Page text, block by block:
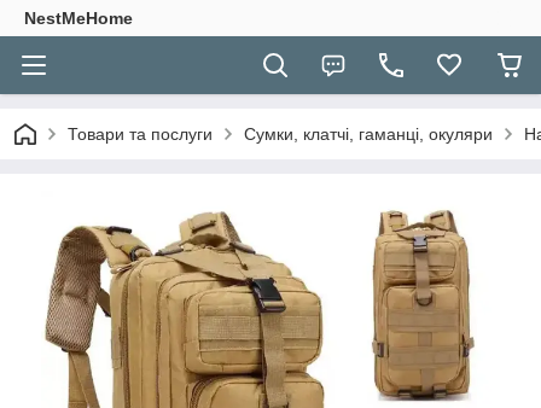
NestMeHome
Товари та послуги Сумки, клатчі, гаманці, окуляри